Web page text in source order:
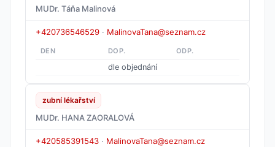
MUDr. Táňa Malinová
+420736546529 · MalinovaTana@seznam.cz
DEN DOP. ODP.
dle objednání
zubní lékařství
MUDr. HANA ZAORALOVÁ
+420585391543 · MalinovaTana@seznam.cz